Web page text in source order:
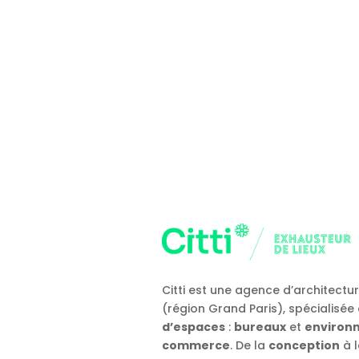
Citti est une agence
(région Grand Paris),
d’espaces: bureauxet
commerce. De la conception à